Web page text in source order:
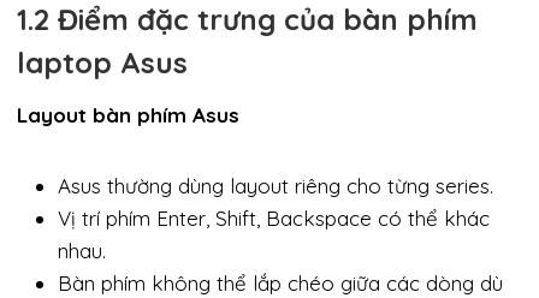
1.2 Điểm đặc trưng của bàn phím
laptop Asus
Layout bàn phím Asus
Asus thường dùng layout riêng cho từng series.
Vị trí phím Enter, Shift, Backspace có thể khác
nhau.
Bàn phím không thể lắp chéo giữa các dòng dù